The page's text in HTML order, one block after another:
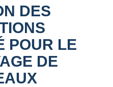
DES
POUR LE
DE